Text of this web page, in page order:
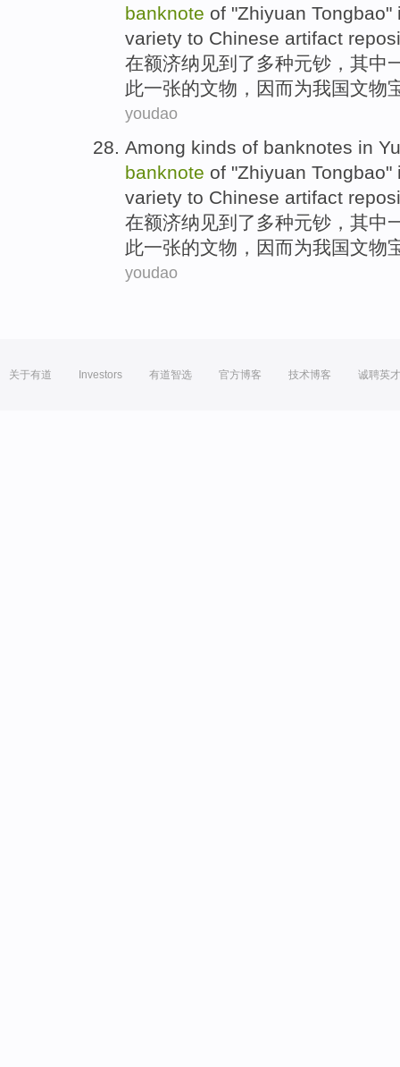
banknote of "Zhiyuan Tongbao"
variety to Chinese artifact
在额济纳 见到了 多种元钞 ， 其中
此一张的文物，因而为我国文物
youdao
Among kinds of banknotes in
banknote of "Zhiyuan Tongbao"
variety to Chinese artifact
在额济纳 见到了 多种元钞 ， 其中
此一张的文物，因而为我国文物
youdao
关于有道 Investors 有道智选 官方博客 技术博客 诚聘英才